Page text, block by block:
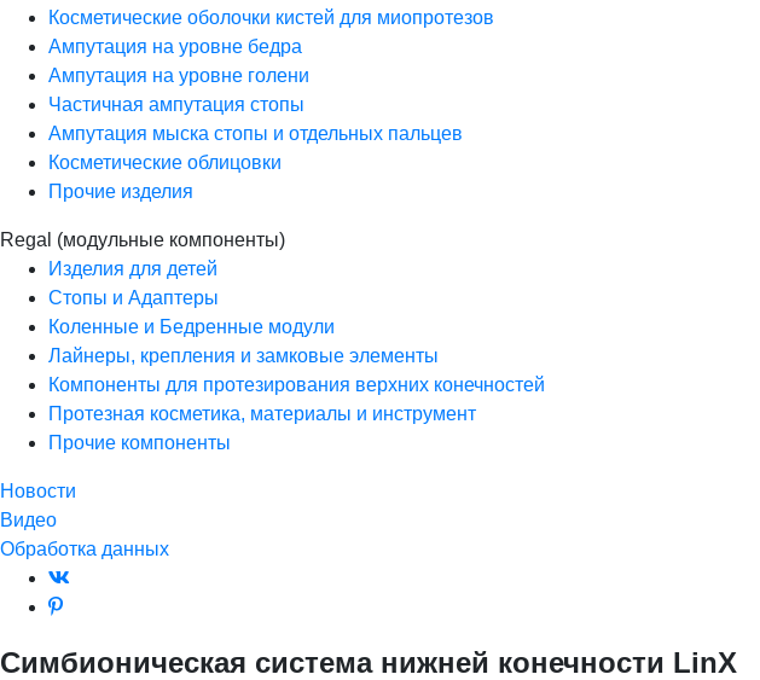
Косметические оболочки кистей для миопротезов
Ампутация на уровне бедра
Ампутация на уровне голени
Частичная ампутация стопы
Ампутация мыска стопы и отдельных пальцев
Косметические облицовки
Прочие изделия
Regal (модульные компоненты)
Изделия для детей
Стопы и Адаптеры
Коленные и Бедренные модули
Лайнеры, крепления и замковые элементы
Компоненты для протезирования верхних конечностей
Протезная косметика, материалы и инструмент
Прочие компоненты
Новости
Видео
Обработка данных
Симбионическая система нижней конечности LinX